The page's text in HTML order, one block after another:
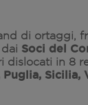
di ortaggi,
Soci del
dislocati in 8
Puglia,